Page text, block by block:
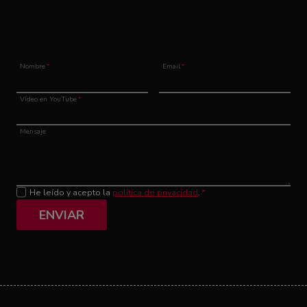
Nombre* Email*
Vídeo en YouTube*
Mensaje
He leído y acepto la política de privacidad. *
ENVIAR